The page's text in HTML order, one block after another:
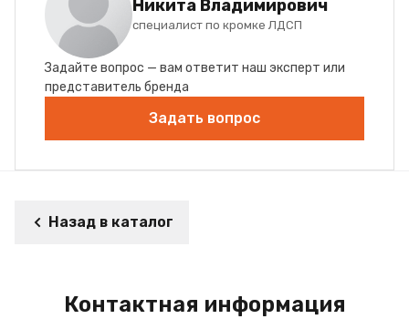
Никита Владимирович
специалист по кромке ЛДСП
Задайте вопрос — вам ответит наш эксперт или
представитель бренда
Задать вопрос
Назад в каталог
Контактная информация